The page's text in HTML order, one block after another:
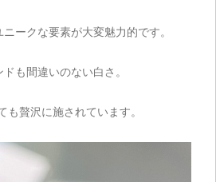
ークな要素が大変魅力的です。
ドも間違いのない白さ。
も贅沢に施されています。